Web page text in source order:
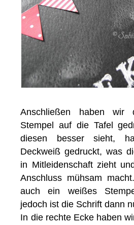
Anschließen haben wir
Stempel auf die Tafel
diesen besser sieht,
Deckweiß gedruckt, was
in Mitleidenschaft zieht
Anschluss mühsam
auch ein weißes
jedoch ist die Schrift dann
In die rechte Ecke haben